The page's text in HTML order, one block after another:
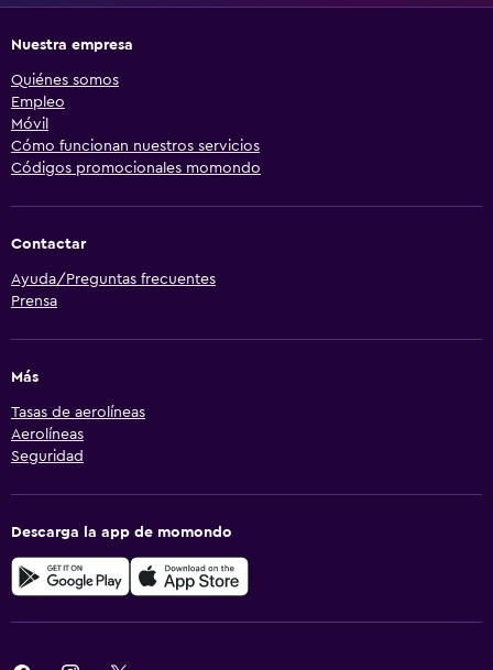
Nuestra empresa
Quiénes somos
Empleo
Móvil
Cómo funcionan nuestros servicios
Códigos promocionales momondo
Contactar
Ayuda/Preguntas frecuentes
Prensa
Más
Tasas de aerolíneas
Aerolíneas
Seguridad
Descarga la app de momondo